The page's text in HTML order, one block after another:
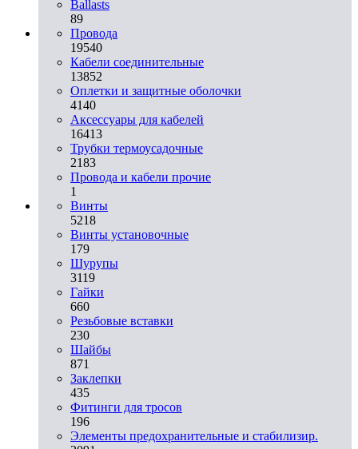
Ballasts
89
Провода
19540
Кабели соединительные
13852
Оплетки и защитные оболочки
4140
Аксессуары для кабелей
16413
Трубки термоусадочные
2183
Провода и кабели прочие
1
Винты
5218
Винты установочные
179
Шурупы
3119
Гайки
660
Резьбовые вставки
230
Шайбы
871
Заклепки
435
Фитинги для тросов
196
Элементы предохранительные и стабилизир.